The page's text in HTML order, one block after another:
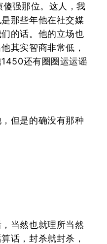
强那位。这人，我
那些年他在社交媒
的话。他的立场也
其实智商非常低，
还有圈圈运运谣
但是的确没有那种
当然也就理所当然
话，封杀就封杀，